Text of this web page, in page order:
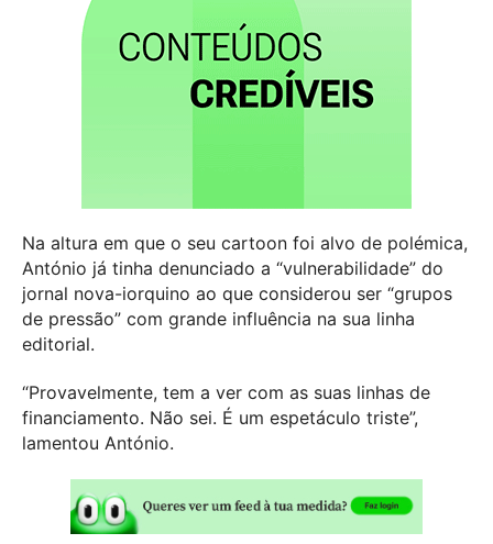
Na altura em que o seu cartoon foi alvo de polémica,
António já tinha denunciado a “vulnerabilidade” do
jornal nova-iorquino ao que considerou ser “grupos
de pressão” com grande influência na sua linha
editorial.
“Provavelmente, tem a ver com as suas linhas de
financiamento. Não sei. É um espetáculo triste”,
lamentou António.